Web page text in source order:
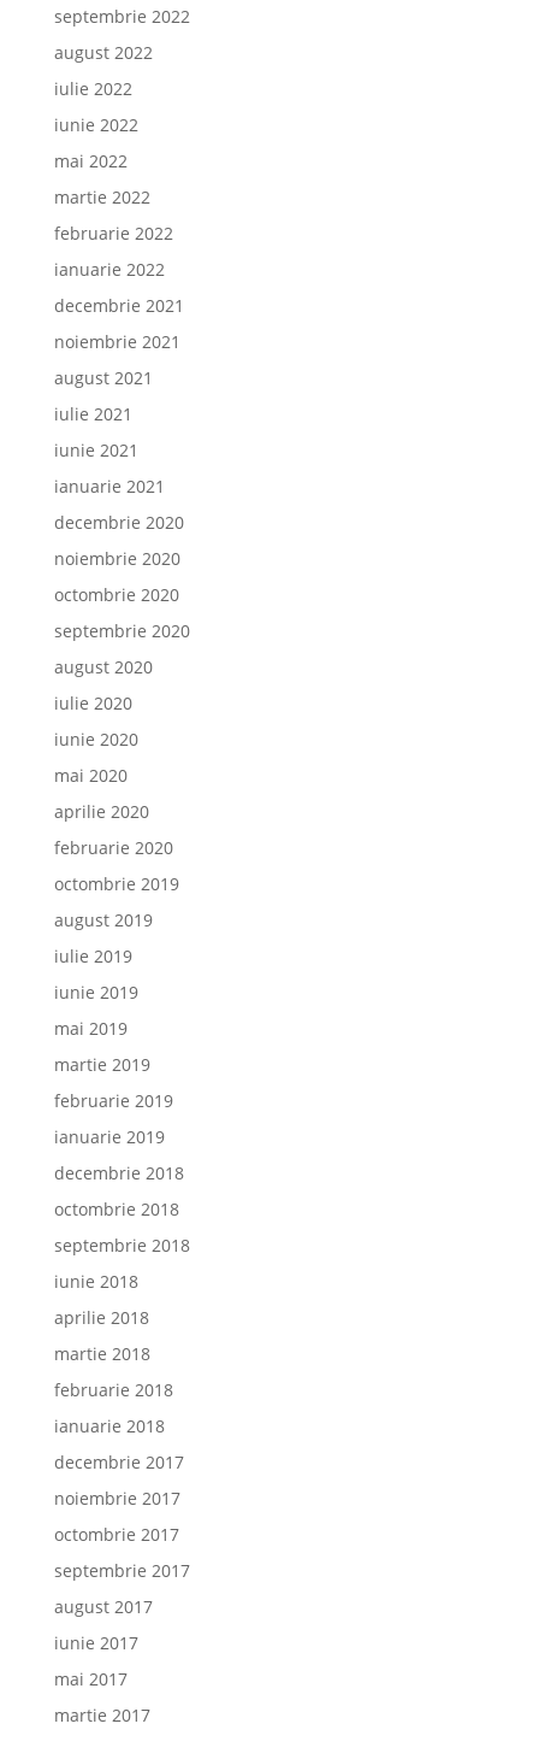
septembrie 2022
august 2022
iulie 2022
iunie 2022
mai 2022
martie 2022
februarie 2022
ianuarie 2022
decembrie 2021
noiembrie 2021
august 2021
iulie 2021
iunie 2021
ianuarie 2021
decembrie 2020
noiembrie 2020
octombrie 2020
septembrie 2020
august 2020
iulie 2020
iunie 2020
mai 2020
aprilie 2020
februarie 2020
octombrie 2019
august 2019
iulie 2019
iunie 2019
mai 2019
martie 2019
februarie 2019
ianuarie 2019
decembrie 2018
octombrie 2018
septembrie 2018
iunie 2018
aprilie 2018
martie 2018
februarie 2018
ianuarie 2018
decembrie 2017
noiembrie 2017
octombrie 2017
septembrie 2017
august 2017
iunie 2017
mai 2017
martie 2017